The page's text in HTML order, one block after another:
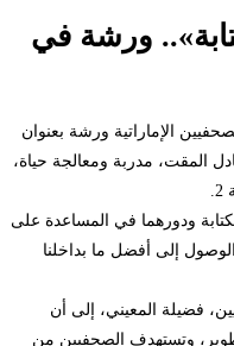
ورشة في
الإماراتية ورشة بعنوان
المقت، مدربة ومعالجة حياة،
ودورهما في المساعدة على
إلى أفضل ما بداخلنا
المعيني، إلى أن
وتستهدف الصحفيين من